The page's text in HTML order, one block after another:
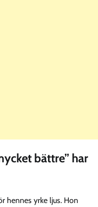
bättre” har
hennes yrke ljus. Hon